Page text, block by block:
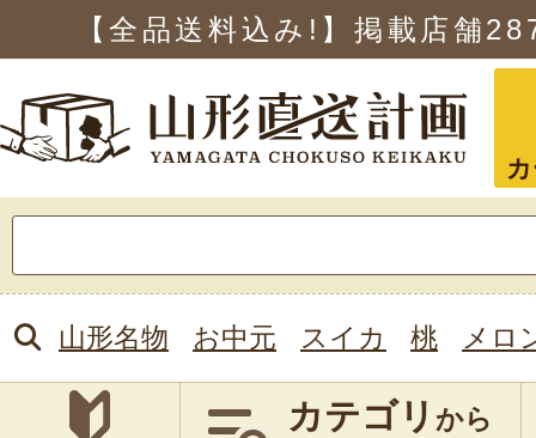
【全品送料込み!】掲載店舗
索:
山形名物 お中元 スイカ 桃 メロ
カテゴリ から